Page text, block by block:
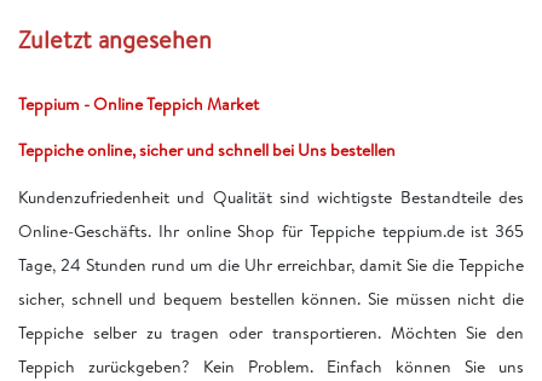
Zuletzt angesehen
Teppium - Online Teppich Market
Teppiche online, sicher und schnell bei Uns bestellen
Kundenzufriedenheit und Qualität sind wichtigste Bestandteile des
Online-Geschäfts. Ihr online Shop für Teppiche teppium.de ist 365
Tage, 24 Stunden rund um die Uhr erreichbar, damit Sie die Teppiche
sicher, schnell und bequem bestellen können. Sie müssen nicht die
Teppiche selber zu tragen oder transportieren. Möchten Sie den
Teppich zurückgeben? Kein Problem. Einfach können Sie uns